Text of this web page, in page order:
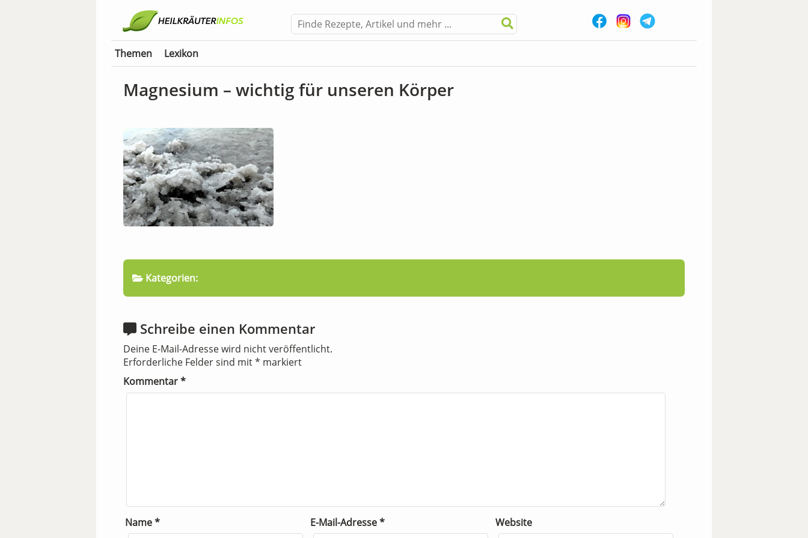
Themen Lexikon
Magnesium – wichtig für unseren Körper
Kategorien:
Schreibe einen Kommentar
Deine E-Mail-Adresse wird nicht veröffentlicht.
Erforderliche Felder sind mit* markiert
Kommentar*
Name* E-Mail-Adresse* Website